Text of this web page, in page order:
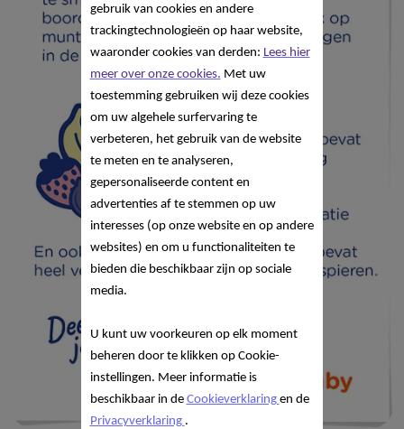
gebruik van cookies en andere
trackingtechnologieën op haar website,
waaronder cookies van derden: Lees hier
meer over onze cookies. Met uw
toestemming gebruiken wij deze cookies
om uw algehele surfervaring te
verbeteren, het gebruik van de website
te meten en te analyseren,
gepersonaliseerde content en
advertenties af te stemmen op uw
interesses (op onze website en op andere
websites) en om u functionaliteiten te
bieden die beschikbaar zijn op sociale
media.
U kunt uw voorkeuren op elk moment
beheren door te klikken op Cookie-
instellingen. Meer informatie is
beschikbaar in de Cookieverklaring en de
Privacyverklaring .